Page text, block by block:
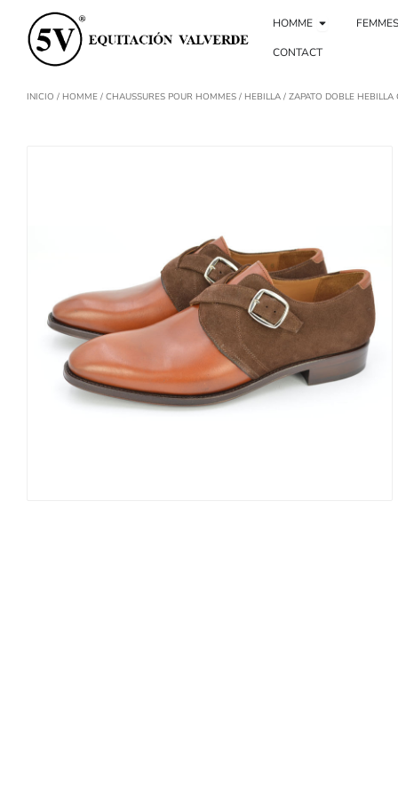
contenu
HOMME OuvrirFEMMES
CONTACT
INICIO / HOMME / CHAUSSURES POUR HOMMES / HEBILLA / ZAPATO DOBLE HEBILLA